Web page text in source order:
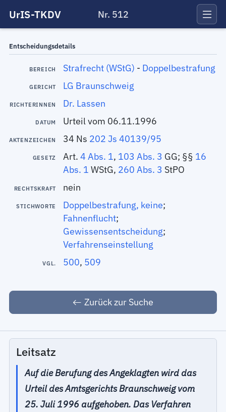
UrIS-TKDV Nr. 512
Entscheidungsdetails
BEREICH Strafrecht (WStG) - Doppelbestrafung
GERICHT LG Braunschweig
RICHTERINNEN Dr. Lassen
DATUM Urteil vom 06.11.1996
AKTENZEICHEN 34 Ns 202 Js 40139/95
GESETZ Art. 4 Abs. 1, 103 Abs. 3 GG; §§ 16
Abs. 1 WStG, 260 Abs. 3 StPO
RECHTSKRAFT nein
STICHWORTE Doppelbestrafung, keine;
Fahnenflucht;
Gewissensentscheidung;
Verfahrenseinstellung
VGL. 500, 509
Zurück zur Suche
Leitsatz
Auf die Berufung des Angeklagten wird das
Urteil des Amtsgerichts Braunschweig vom
25. Juli 1996 aufgehoben. Das Verfahren